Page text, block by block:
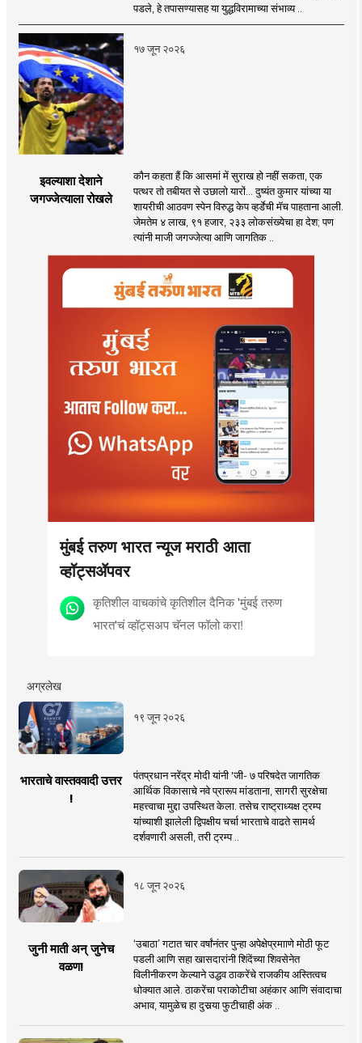
पडले, हे तपासण्यासह या युद्धविरामाच्या संभाव्य ..
१७ जून २०२६
इवल्याशा देशाने
जगज्जेत्याला रोखले
कौन कहता हैं कि आसमां में सुराख हो नहीं सकता, एक
पत्थर तो तबीयत से उछालो यारों... दुष्यंत कुमार यांच्या या
शायरीची आठवण स्पेन विरुद्ध केप व्हर्डेची मॅच पाहताना आली.
जेमतेम ४ लाख, ९१ हजार, २३३ लोकसंख्येचा हा देश; पण
त्यांनी माजी जगज्जेत्या आणि जागतिक ..
मुंबई तरुण भारत न्यूज मराठी आता
व्हॉट्सॲपवर
कृतिशील वाचकांचे कृतिशील दैनिक 'मुंबई तरुण
भारत'चं व्हॉट्सअप चॅनल फॉलो करा!
अग्रलेख
१९ जून २०२६
भारताचे वास्तववादी उत्तर
!
पंतप्रधान नरेंद्र मोदी यांनी 'जी- ७ परिषदेत जागतिक
आर्थिक विकासाचे नवे प्रारूप मांडताना, सागरी सुरक्षेचा
महत्त्वाचा मुद्दा उपस्थित केला. तसेच राष्ट्राध्यक्ष ट्रम्प
यांच्याशी झालेली द्विपक्षीय चर्चा भारताचे वाढते सामर्थ
दर्शवणारी असली, तरी ट्रम्प ..
१८ जून २०२६
जुनी माती अन् जुनेच
वळण!
‘उबाठा’ गटात चार वर्षांनंतर पुन्हा अपेक्षेप्रमााणे मोठी फूट
पडली आणि सहा खासदारांनी शिंदेंच्या शिवसेनेत
विलीनीकरण केल्याने उद्धव ठाकरेंचे राजकीय अस्तित्वच
धोक्यात आले. ठाकरेंचा पराकोटीचा अहंकार आणि संवादाचा
अभाव, यामुळेच हा दुसर्‍या फुटीचाही अंक ..